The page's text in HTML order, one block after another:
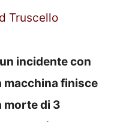
Truscello
incidente con
macchina finisce
morte di 3